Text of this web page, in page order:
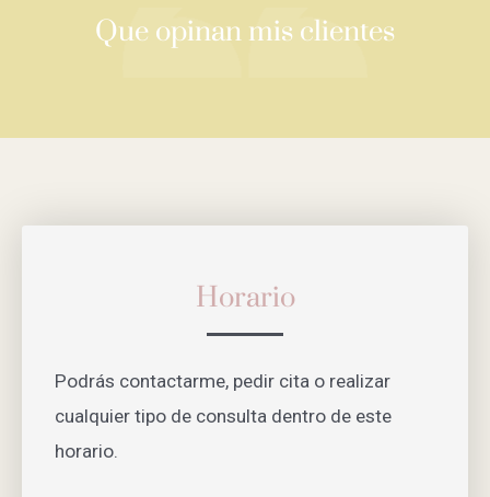
Que opinan mis clientes
Horario
Podrás contactarme, pedir cita o realizar
cualquier tipo de consulta dentro de este
horario.